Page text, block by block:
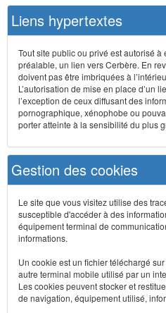
Liens hypertextes
Tout site public ou privé est autorisé à
préalable, un lien vers Cerbère. En
doivent pas être imbriquées à
L’autorisation de mise en place d’un
l’exception de ceux diffusant des
pornographique, xénophobe ou
porter atteinte à la sensibilité du plus
Gestion des cookies
Le site que vous visitez utilise des
susceptible d'accéder à des
équipement terminal de
informations.
Un cookie est un fichier téléchargé
autre terminal mobile utilisé par un
Les cookies peuvent stocker et
de navigation, équipement utilisé,